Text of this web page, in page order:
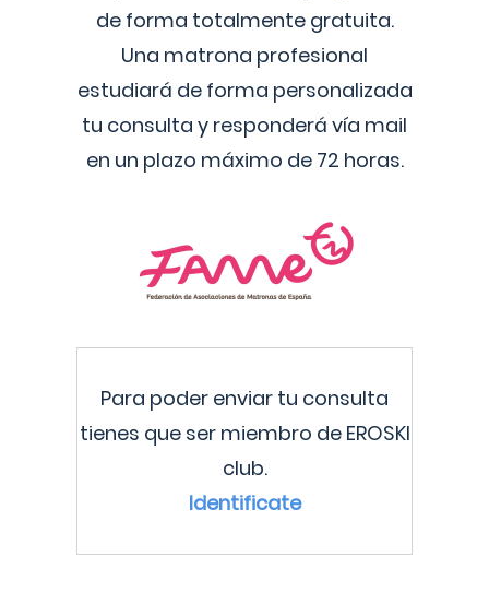
de forma totalmente gratuita.
Una matrona profesional
estudiará de forma personalizada
tu consulta y responderá vía mail
en un plazo máximo de 72 horas.
Para poder enviar tu consulta
tienes que ser miembro de EROSKI
club.
Identificate